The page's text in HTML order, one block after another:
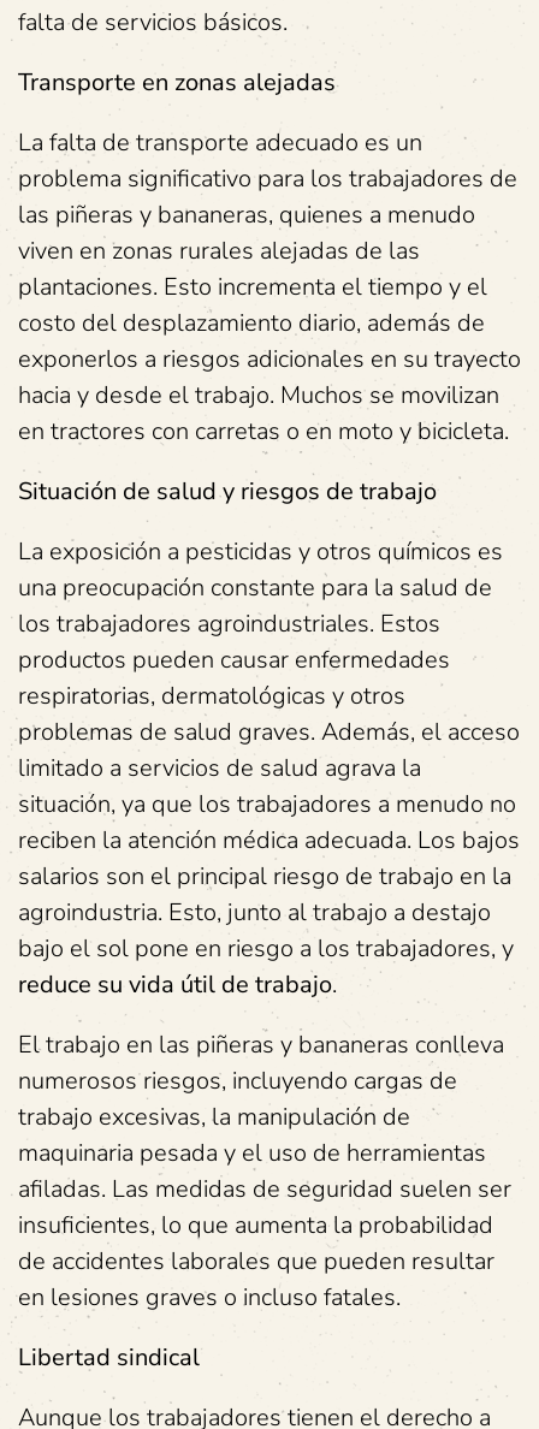
falta de servicios básicos.
Transporte en zonas alejadas
La falta de transporte adecuado es un
problema significativo para los trabajadores de
las piñeras y bananeras, quienes a menudo
viven en zonas rurales alejadas de las
plantaciones. Esto incrementa el tiempo y el
costo del desplazamiento diario, además de
exponerlos a riesgos adicionales en su trayecto
hacia y desde el trabajo. Muchos se movilizan
en tractores con carretas o en moto y bicicleta.
Situación de salud y riesgos de trabajo
La exposición a pesticidas y otros químicos es
una preocupación constante para la salud de
los trabajadores agroindustriales. Estos
productos pueden causar enfermedades
respiratorias, dermatológicas y otros
problemas de salud graves. Además, el acceso
limitado a servicios de salud agrava la
situación, ya que los trabajadores a menudo no
reciben la atención médica adecuada. Los bajos
salarios son el principal riesgo de trabajo en la
agroindustria. Esto, junto al trabajo a destajo
bajo el sol pone en riesgo a los trabajadores, y
reduce su vida útil de trabajo.
El trabajo en las piñeras y bananeras conlleva
numerosos riesgos, incluyendo cargas de
trabajo excesivas, la manipulación de
maquinaria pesada y el uso de herramientas
afiladas. Las medidas de seguridad suelen ser
insuficientes, lo que aumenta la probabilidad
de accidentes laborales que pueden resultar
en lesiones graves o incluso fatales.
Libertad sindical
Aunque los trabajadores tienen el derecho a